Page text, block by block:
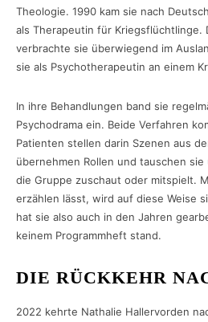
Theologie. 1990 kam sie nach
als Therapeutin für Kriegsflüchtlinge.
verbrachte sie überwiegend im
sie als Psychotherapeutin an einem
In ihre Behandlungen band sie
Psychodrama ein. Beide Verfahren
Patienten stellen darin Szenen aus
übernehmen Rollen und tauschen
die Gruppe zuschaut oder mitspielt.
erzählen lässt, wird auf diese Weise
hat sie also auch in den Jahren
keinem Programmheft stand.
DIE RÜCKKEHR
2022 kehrte Nathalie Hallervorden